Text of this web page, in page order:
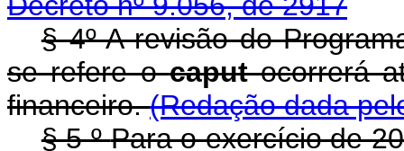
§ 4º A revisão do
se refere ocaputocorrerá
financeiro.(Redação dada
§ 5ºPara o exercício de